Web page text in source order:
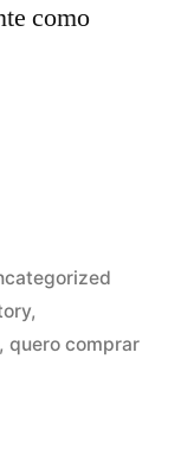
como
,
, quero comprar